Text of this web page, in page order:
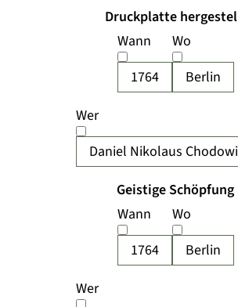
Druckplatte
Wann
1764
Wo
Berlin
Wer
Daniel Nikolaus
Geistige Schöpfung
Wann
1764
Wo
Berlin
Wer